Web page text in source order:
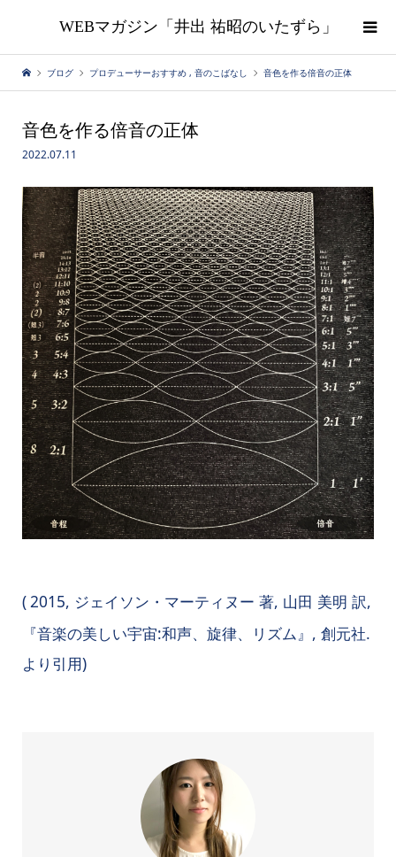
WEBマガジン「井出 祐昭のいたずら」
ブログ プロデューサーおすすめ , 音のこばなし 音色を作る倍音の正体
音色を作る倍音の正体
2022.07.11
(2015, ジェイソン・マーティヌー 著, 山田 美明 訳,
『音楽の美しい宇宙:和声、旋律、リズム』, 創元社.
より引用)